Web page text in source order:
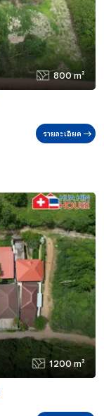
800 m²
รายละเอียด
1200 m²